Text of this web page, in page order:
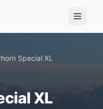
Special XL
XL